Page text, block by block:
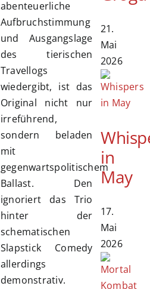
abenteuerliche
Aufbruchstimmung
und Ausgangslage
des tierischen
Travellogs
wiedergibt, ist das
Original nicht nur
irreführend,
sondern beladen
mit
gegenwartspolitischem
Ballast. Den
ignoriert das Trio
hinter der
schematischen
Slapstick Comedy
allerdings
demonstrativ.
21.
Mai
2026
in
May
17.
Mai
2026